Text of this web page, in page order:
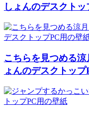
しょんのデスクト
こちらを見つめる
ょんのデスクトッ